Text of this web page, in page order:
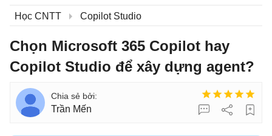
Học CNTT Copilot Studio
Chọn Microsoft 365 Copilot hay
Copilot Studio để xây dựng agent?
Trần Mến